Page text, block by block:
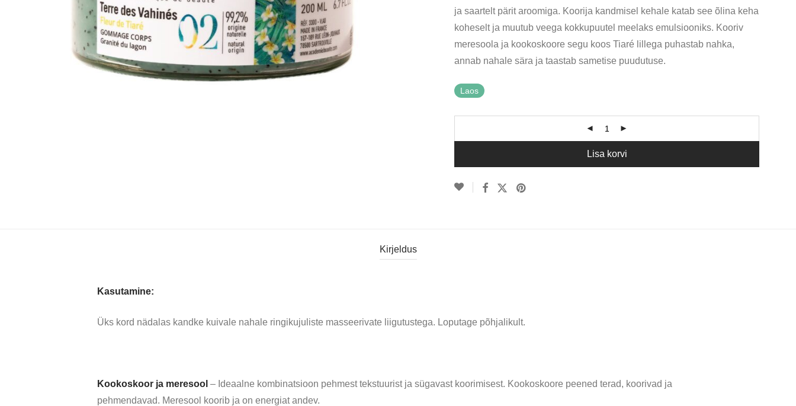
ja saartelt pärit aroomiga. Koorija kandmisel kehale katab see õlina keha
koheselt ja muutub veega kokkupuutel meelaks emulsiooniks. Kooriv
meresoola ja kookoskoore segu koos Tiaré lillega puhastab nahka,
annab nahale sära ja taastab sametise puudutuse.
Laos
Lisa korvi
Kirjeldus
Kasutamine:
Üks kord nädalas kandke kuivale nahale ringikujuliste masseerivate liigutustega. Loputage põhjalikult.
Kookoskoor ja meresool – Ideaalne kombinatsioon pehmest tekstuurist ja sügavast koorimisest. Kookoskoore peened terad, koorivad ja
pehmendavad. Meresool koorib ja on energiat andev.